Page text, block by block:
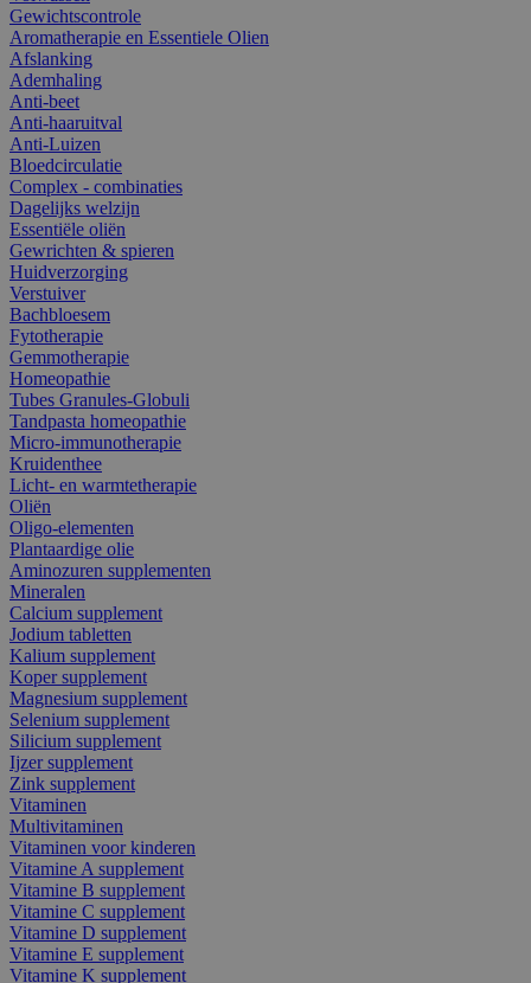
Gewichtscontrole
Aromatherapie en Essentiele Olien
Afslanking
Ademhaling
Anti-beet
Anti-haaruitval
Anti-Luizen
Bloedcirculatie
Complex - combinaties
Dagelijks welzijn
Essentiële oliën
Gewrichten & spieren
Huidverzorging
Verstuiver
Bachbloesem
Fytotherapie
Gemmotherapie
Homeopathie
Tubes Granules-Globuli
Tandpasta homeopathie
Micro-immunotherapie
Kruidenthee
Licht- en warmtetherapie
Oliën
Oligo-elementen
Plantaardige olie
Aminozuren supplementen
Mineralen
Calcium supplement
Jodium tabletten
Kalium supplement
Koper supplement
Magnesium supplement
Selenium supplement
Silicium supplement
Ijzer supplement
Zink supplement
Vitaminen
Multivitaminen
Vitaminen voor kinderen
Vitamine A supplement
Vitamine B supplement
Vitamine C supplement
Vitamine D supplement
Vitamine E supplement
Vitamine K supplement